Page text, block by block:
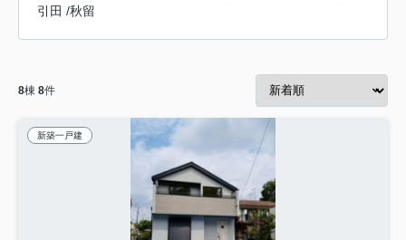
引田 /秋留
8棟 8件
新築一戸建